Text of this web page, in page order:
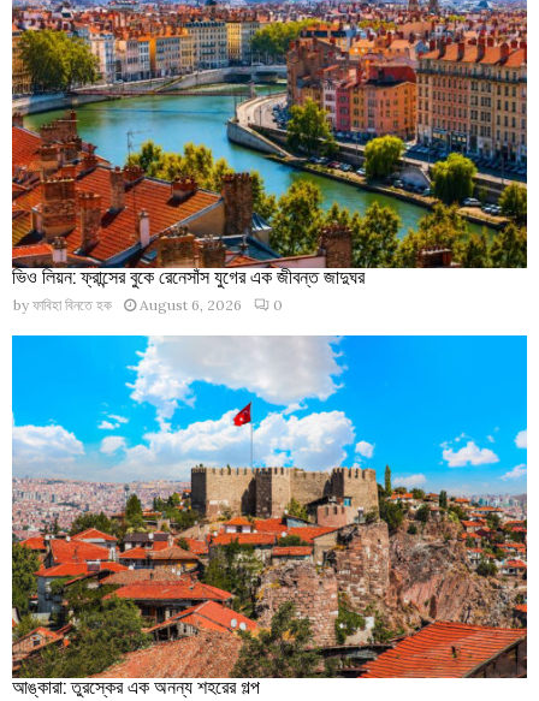
ভিও লিয়ন: ফ্রান্সের বুকে রেনেসাঁস যুগের এক জীবন্ত জাদুঘর
by ফাবিহা বিনতে হক August 6, 2026 0
আঙ্কারা: তুরস্কের এক অনন্য শহরের গল্প